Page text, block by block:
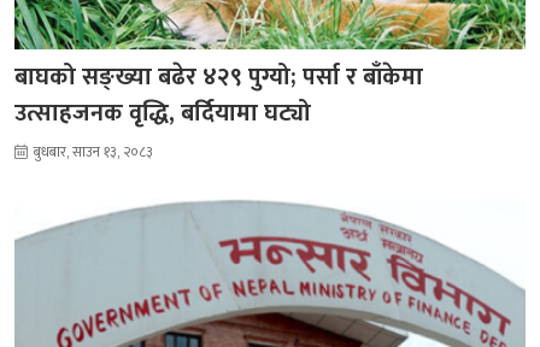
बाघको सङ्ख्या बढेर ४२९ पुग्यो; पर्सा र बाँकेमा
उत्साहजनक वृद्धि, बर्दियामा घट्यो
बुधबार, साउन १३, २०८३